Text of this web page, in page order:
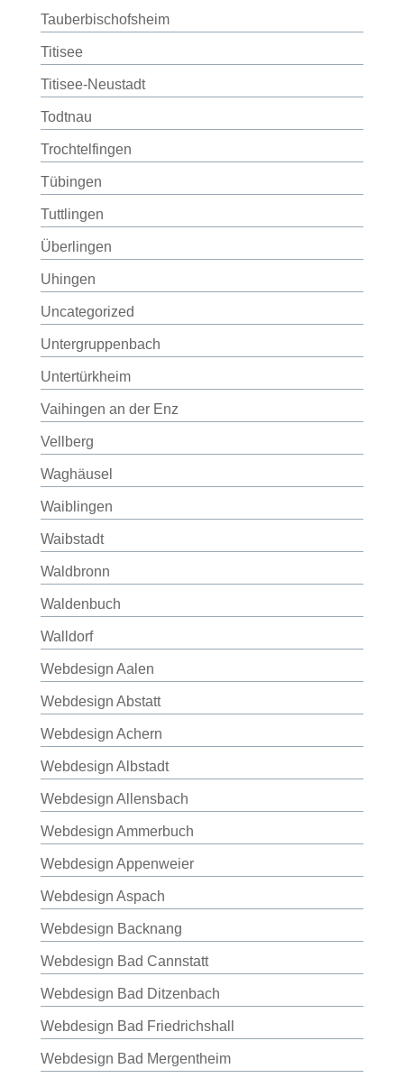
Tauberbischofsheim
Titisee
Titisee-Neustadt
Todtnau
Trochtelfingen
Tübingen
Tuttlingen
Überlingen
Uhingen
Uncategorized
Untergruppenbach
Untertürkheim
Vaihingen an der Enz
Vellberg
Waghäusel
Waiblingen
Waibstadt
Waldbronn
Waldenbuch
Walldorf
Webdesign Aalen
Webdesign Abstatt
Webdesign Achern
Webdesign Albstadt
Webdesign Allensbach
Webdesign Ammerbuch
Webdesign Appenweier
Webdesign Aspach
Webdesign Backnang
Webdesign Bad Cannstatt
Webdesign Bad Ditzenbach
Webdesign Bad Friedrichshall
Webdesign Bad Mergentheim